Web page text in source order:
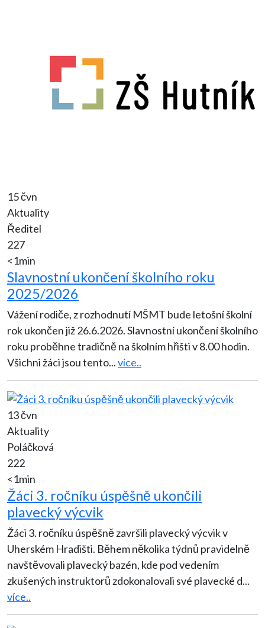
15 čvn
Aktuality
Ředitel
227
<1min
Slavnostní ukončení školního roku
2025/2026
Vážení rodiče, z rozhodnutí MŠMT bude letošní školní
rok ukončen již 26.6.2026. Slavnostní ukončení školního
roku proběhne tradičně na školním hřišti v 8.00 hodin.
Všichni žáci jsou tento...více..
13 čvn
Aktuality
Poláčková
222
<1min
Žáci 3. ročníku úspěšně ukončili
plavecký výcvik
Žáci 3. ročníku úspěšně završili plavecký výcvik v
Uherském Hradišti. Během několika týdnů pravidelně
navštěvovali plavecký bazén, kde pod vedením
zkušených instruktorů zdokonalovali své plavecké d...
více..